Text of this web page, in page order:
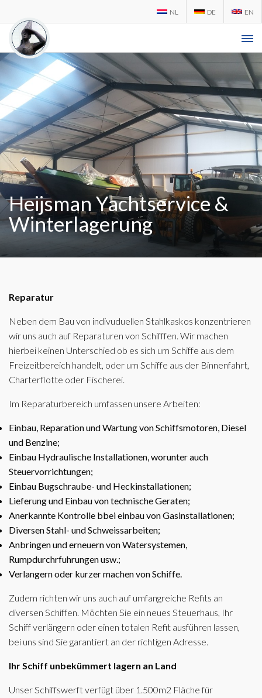
NL DE EN
Heijsman Yachtservice &
Winterlagerung
Reparatur
Neben dem Bau von indivuduellen Stahlkaskos konzentrieren
wir uns auch auf Reparaturen von Schifffen. Wir machen
hierbei keinen Unterschied ob es sich um Schiffe aus dem
Freizeitbereich handelt, oder um Schiffe aus der Binnenfahrt,
Charterflotte oder Fischerei.
Im Reparaturbereich umfassen unsere Arbeiten:
Einbau, Reparation und Wartung von Schiffsmotoren, Diesel
und Benzine;
Einbau Hydraulische Installationen, worunter auch
Steuervorrichtungen;
Einbau Bugschraube- und Heckinstallationen;
Lieferung und Einbau von technische Geraten;
Anerkannte Kontrolle bbei einbau von Gasinstallationen;
Diversen Stahl- und Schweissarbeiten;
Anbringen und erneuern von Watersystemen,
Rumpdurchrfuhrungen usw.;
Verlangern oder kurzer machen von Schiffe.
Zudem richten wir uns auch auf umfangreiche Refits an
diversen Schiffen. Möchten Sie ein neues Steuerhaus, Ihr
Schiff verlängern oder einen totalen Refit ausführen lassen,
bei uns sind Sie garantiert an der richtigen Adresse.
Ihr Schiff unbekümmert lagern an Land
Unser Schiffswerft verfügt über 1.500m2 Fläche für